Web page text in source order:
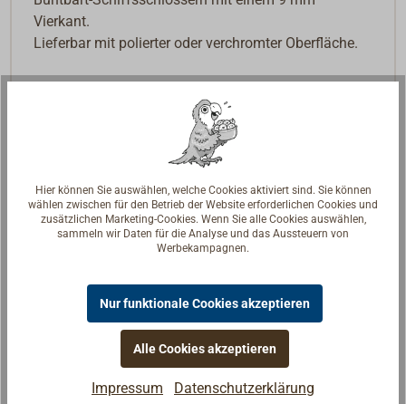
Vierkant.
Lieferbar mit polierter oder verchromter Oberfläche.
Hier können Sie auswählen, welche Cookies aktiviert sind. Sie können
wählen zwischen für den Betrieb der Website erforderlichen Cookies und
zusätzlichen Marketing-Cookies. Wenn Sie alle Cookies auswählen,
sammeln wir Daten für die Analyse und das Aussteuern von
Werbekampagnen.
Nur funktionale Cookies akzeptieren
Alle Cookies akzeptieren
Impressum Datenschutzerklärung